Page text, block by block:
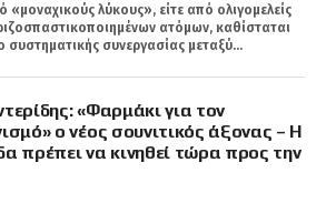
«μοναχικούς λύκους», είτε από ολιγομελείς
ατόμων, καθίσταται
συστηματικής συνεργασίας μεταξύ...
«Φαρμάκι για τον
ο νέος σουνιτικός άξονας – Η
πρέπει να κινηθεί τώρα προς την